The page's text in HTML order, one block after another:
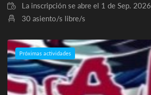
La inscripción se abre el 1 de Sep. 2026
30 asiento/s libre/s
Próximas actividades